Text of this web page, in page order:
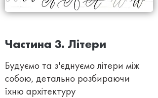
Частина 3. Літери
Будуємо та з'єднуємо літери між
собою, детально розбираючи
їхню архітектуру